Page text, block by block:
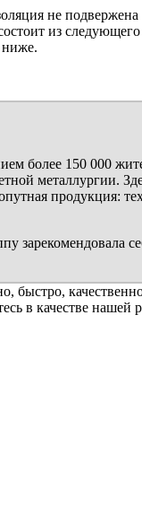
не
из
ниже.
более 150 000
металлургии.
продукция:
в качестве нашей